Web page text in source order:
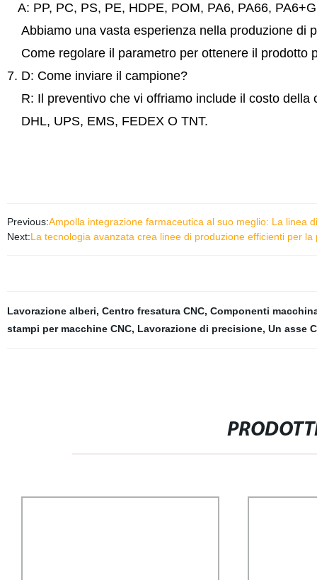
A: PP, PC, PS, PE, HDPE, POM, PA6, PA66,
Abbiamo una vasta esperienza nella produzione di
Come regolare il parametro per ottenere il prodotto
7. D: Come inviare il campione?
R: Il preventivo che vi offriamo include il costo della
DHL, UPS, EMS, FEDEX O TNT.
Previous:Ampolla integrazione farmaceutica al suo meglio: La linea
Next:La tecnologia avanzata crea linee di produzione efficienti per la
Lavorazione alberi, Centro fresatura CNC, Componenti
stampi per macchine CNC, Lavorazione di precisione, Un asse